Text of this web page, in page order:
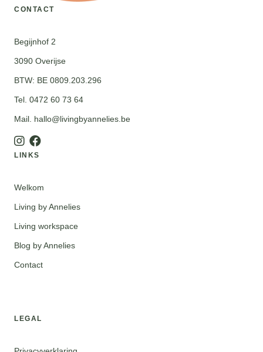
CONTACT
Begijnhof 2
3090 Overijse
BTW: BE 0809.203.296
Tel. 0472 60 73 64
Mail. hallo@livingbyannelies.be
LINKS
Welkom
Living by Annelies
Living workspace
Blog by Annelies
Contact
LEGAL